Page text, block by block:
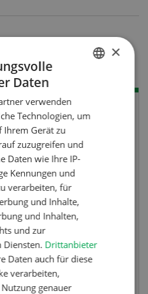
Wettbewerb
Fotorätsel 07-
×
Daten
verwenden
Technologien, um
Gerät zu
zuzugreifen und
Daten wie Ihre IP-
Kennungen und
verarbeiten, für
und Inhalte,
und Inhalten,
und zur
Diensten. Drittanbieter
Daten auch für diese
verarbeiten,
genauer